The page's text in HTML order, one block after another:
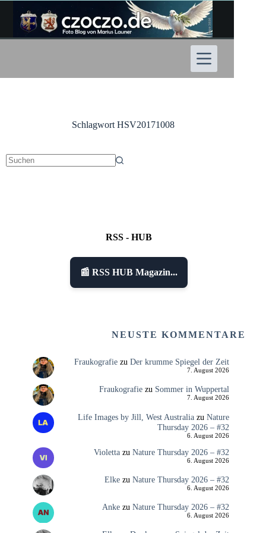
Inhalt
springen
SchlagwortHSV20171008
RSS - HUB
📰 RSS HUB Magazin...
NEUSTE KOMMENTARE
Fraukografiezu Der krumme Spiegel der Zeit
7. August 2026
Fraukografiezu Sommer in Wuppertal
7. August 2026
Life Images by Jill, West Australiazu Nature
Thursday 2026 – #32
6. August 2026
Violettazu Nature Thursday 2026 – #32
6. August 2026
Elkezu Nature Thursday 2026 – #32
6. August 2026
Ankezu Nature Thursday 2026 – #32
6. August 2026